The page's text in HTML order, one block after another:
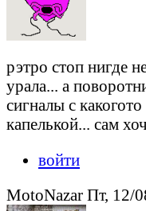
рэтро стоп нигде
урала... а
сигналы с
капелькой... сам
войти
MotoNazar Пт, 12/